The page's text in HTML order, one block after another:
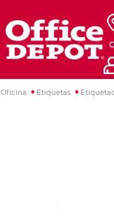
Oficina Etiquetas